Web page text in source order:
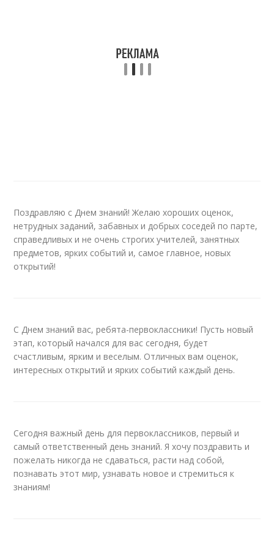
Поздравляю с Днем знаний! Желаю хороших оценок,
нетрудных заданий, забавных и добрых соседей по парте,
справедливых и не очень строгих учителей, занятных
предметов, ярких событий и, самое главное, новых
открытий!
С Днем знаний вас, ребята-первоклассники! Пусть новый
этап, который начался для вас сегодня, будет
счастливым, ярким и веселым. Отличных вам оценок,
интересных открытий и ярких событий каждый день.
Сегодня важный день для первоклассников, первый и
самый ответственный день знаний. Я хочу поздравить и
пожелать никогда не сдаваться, расти над собой,
познавать этот мир, узнавать новое и стремиться к
знаниям!